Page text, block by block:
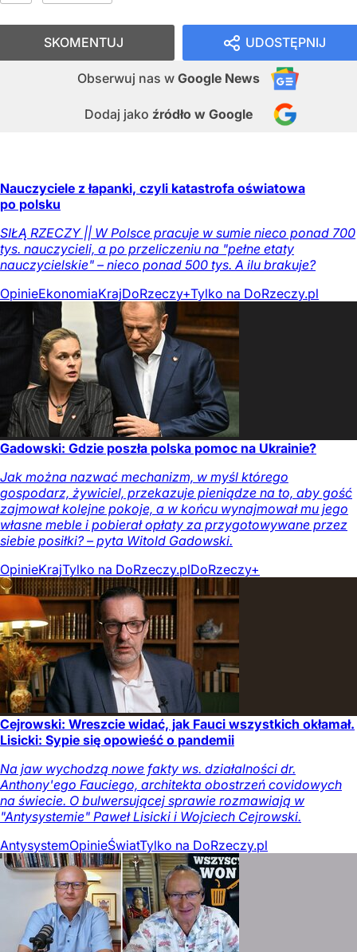
UDOSTĘPNIJ
Obserwuj nas w Google News
Dodaj jako źródło w Google
SKOMENTUJ
Nauczyciele z łapanki, czyli katastrofa oświatowa
po polsku
SIŁĄ RZECZY || W Polsce pracuje w sumie nieco ponad 700
tys. nauczycieli, a po przeliczeniu na "pełne etaty
nauczycielskie" – nieco ponad 500 tys. A ilu brakuje?
OpinieEkonomiaKrajDoRzeczy+Tylko na DoRzeczy.pl
Gadowski: Gdzie poszła polska pomoc na Ukrainie?
Jak można nazwać mechanizm, w myśl którego
gospodarz, żywiciel, przekazuje pieniądze na to, aby gość
zajmował kolejne pokoje, a w końcu wynajmował mu jego
własne meble i pobierał opłaty za przygotowywane przez
siebie posiłki? – pyta Witold Gadowski.
OpinieKrajTylko na DoRzeczy.plDoRzeczy+
Cejrowski: Wreszcie widać, jak Fauci wszystkich okłamał.
Lisicki: Sypie się opowieść o pandemii
Na jaw wychodzą nowe fakty ws. działalności dr.
Anthony'ego Fauciego, architekta obostrzeń covidowych
na świecie. O bulwersującej sprawie rozmawiają w
"Antysystemie" Paweł Lisicki i Wojciech Cejrowski.
AntysystemOpinieŚwiatTylko na DoRzeczy.pl